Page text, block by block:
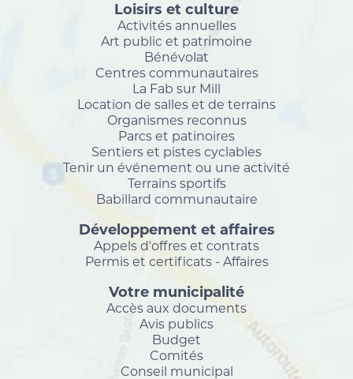
Loisirs et culture
Activités annuelles
Art public et patrimoine
Bénévolat
Centres communautaires
La Fab sur Mill
Location de salles et de terrains
Organismes reconnus
Parcs et patinoires
Sentiers et pistes cyclables
Tenir un événement ou une activité
Terrains sportifs
Babillard communautaire
Développement et affaires
Appels d'offres et contrats
Permis et certificats - Affaires
Votre municipalité
Accès aux documents
Avis publics
Budget
Comités
Conseil municipal